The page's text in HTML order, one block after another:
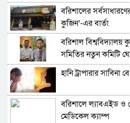
বরিশালের
কুজিন’-এর বার্তা
বরিশাল বিশ্ববিদ্যালয়
সমিতির নতুন কমিটি
সম্পাদক রিহাম
হানি ট্রাপারার সাবিনা
বরিশালে ল্যাবএইড ও
মেডিকেল ক্যাম্প